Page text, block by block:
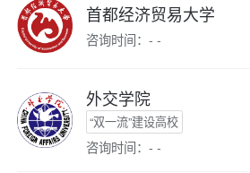
首都经济贸易大学
咨询时间：- -
外交学院
“双一流”建设高校
咨询时间：- -